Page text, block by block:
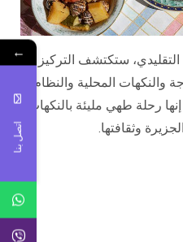
ستكتشف التركيز
والنكهات المحلية والنظام
رحلة طهي مليئة بالنكهات
وثقافتها.
←
اتصل بنا